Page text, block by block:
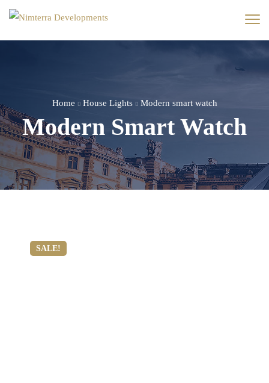
Home House Lights Modern smart watch
Modern Smart Watch
SALE!